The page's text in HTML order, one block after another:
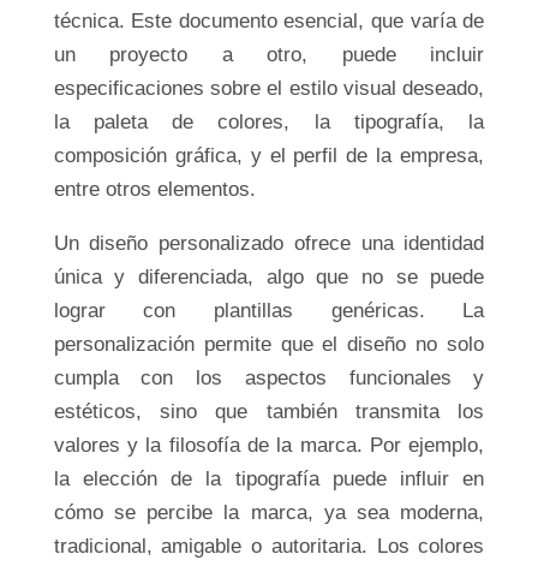
técnica. Este documento esencial, que varía de
un proyecto a otro, puede incluir
especificaciones sobre el estilo visual deseado,
la paleta de colores, la tipografía, la
composición gráfica, y el perfil de la empresa,
entre otros elementos.
Un diseño personalizado ofrece una identidad
única y diferenciada, algo que no se puede
lograr con plantillas genéricas. La
personalización permite que el diseño no solo
cumpla con los aspectos funcionales y
estéticos, sino que también transmita los
valores y la filosofía de la marca. Por ejemplo,
la elección de la tipografía puede influir en
cómo se percibe la marca, ya sea moderna,
tradicional, amigable o autoritaria. Los colores